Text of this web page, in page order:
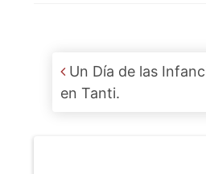
Post
Un Día de las
en Tanti.